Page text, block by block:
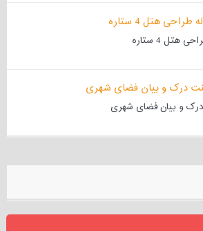
هتل 4 ستاره
درک و بیان فضای شهری